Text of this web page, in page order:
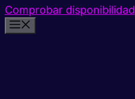
Comprobar disponibilidad